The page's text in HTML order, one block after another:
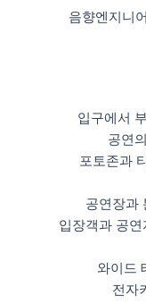
음향엔지니
입구에서
공연
포토존과
공연장과
입장객과 공
와이드
전자